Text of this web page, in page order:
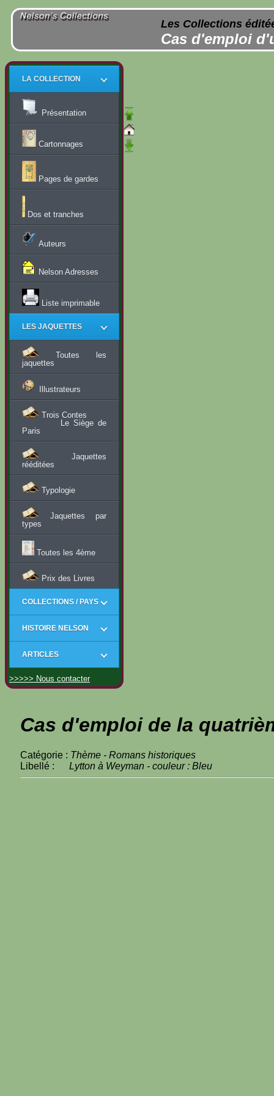
Les Collections
Cas d'emploi
LA COLLECTION
Présentation
Cartonnages
Pages de gardes
Dos et tranches
Auteurs
Nelson Adresses
Liste imprimable
LES JAQUETTES
Toutes les
jaquettes
Illustrateurs
Trois Contes
Le Siège de
Paris
Jaquettes
rééditées
Typologie
Jaquettes par
types
Toutes les 4ème
Prix des Livres
COLLECTIONS / PAYS
HISTOIRE NELSON
ARTICLES
>>>>> Nous contacter
Cas d'emploi de la
Catégorie : Thème - Romans historiques
Libellé : Lytton à Weyman - couleur : Bleu